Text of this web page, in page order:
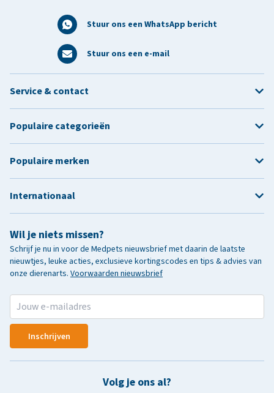
Stuur ons een WhatsApp bericht
Stuur ons een e-mail
Wil je niets missen?
Schrijf je nu in voor de Medpets nieuwsbrief met daarin de laatste
nieuwtjes, leuke acties, exclusieve kortingscodes en tips & advies van
onze dierenarts. Voorwaarden nieuwsbrief
Inschrijven
Volg je ons al?
Service & contact
Populaire categorieën
Populaire merken
Internationaal